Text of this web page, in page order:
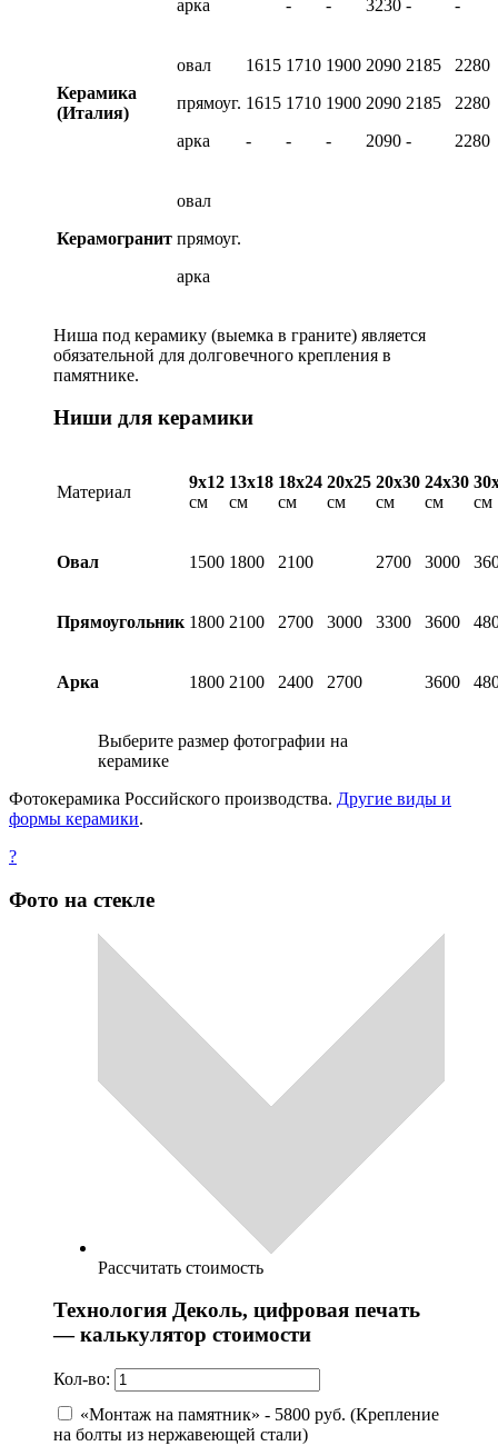
арка - - 3230 - -
Керамика
(Италия)
овал
прямоуг.
арка
1615
1615
-
1710
1710
-
1900
1900
-
2090
2090
2090
2185
2185
-
2280
2280
2280
Керамогранит
овал
прямоуг.
арка
Ниша под керамику (выемка в граните) является
обязательной для долговечного крепления в
памятнике.
Ниши для керамики
Материал
9х12
см
13х18
см
18х24
см
20х25
см
20х30
см
24х30
см
см
Овал 1500 1800 2100 2700 3000
Прямоугольник 1800 2100 2700 3000 3300 3600
Арка 1800 2100 2400 2700 3600
Выберите размер фотографии на
керамике
Фотокерамика Российского производства. Другие виды и
формы керамики.
?
Фото на стекле
Рассчитать стоимость
Технология Деколь, цифровая печать
— калькулятор стоимости
Кол-во:
«Монтаж на памятник» - 5800 руб. (Крепление
на болты из нержавеющей стали)